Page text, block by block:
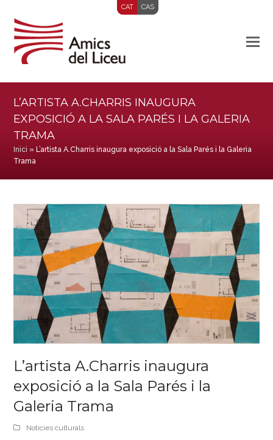
CAT CAS
L’ARTISTA A.CHARRIS INAUGURA
EXPOSICIÓ A LA SALA PARÉS I LA GALERIA
TRAMA
Inici » L’artista A.Charris inaugura exposició a la Sala Parés i la Galeria
Trama
L’artista A.Charris inaugura
exposició a la Sala Parés i la
Galeria Trama
Notícies culturals